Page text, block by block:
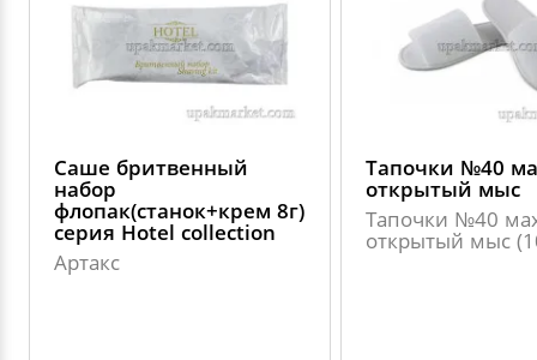
Саше бритвенный
набор
флопак(станок+крем 8г)
серия Hotel collection
Артакс
Тапочки №40
открытый мыс
Тапочки №40
открытый мыс